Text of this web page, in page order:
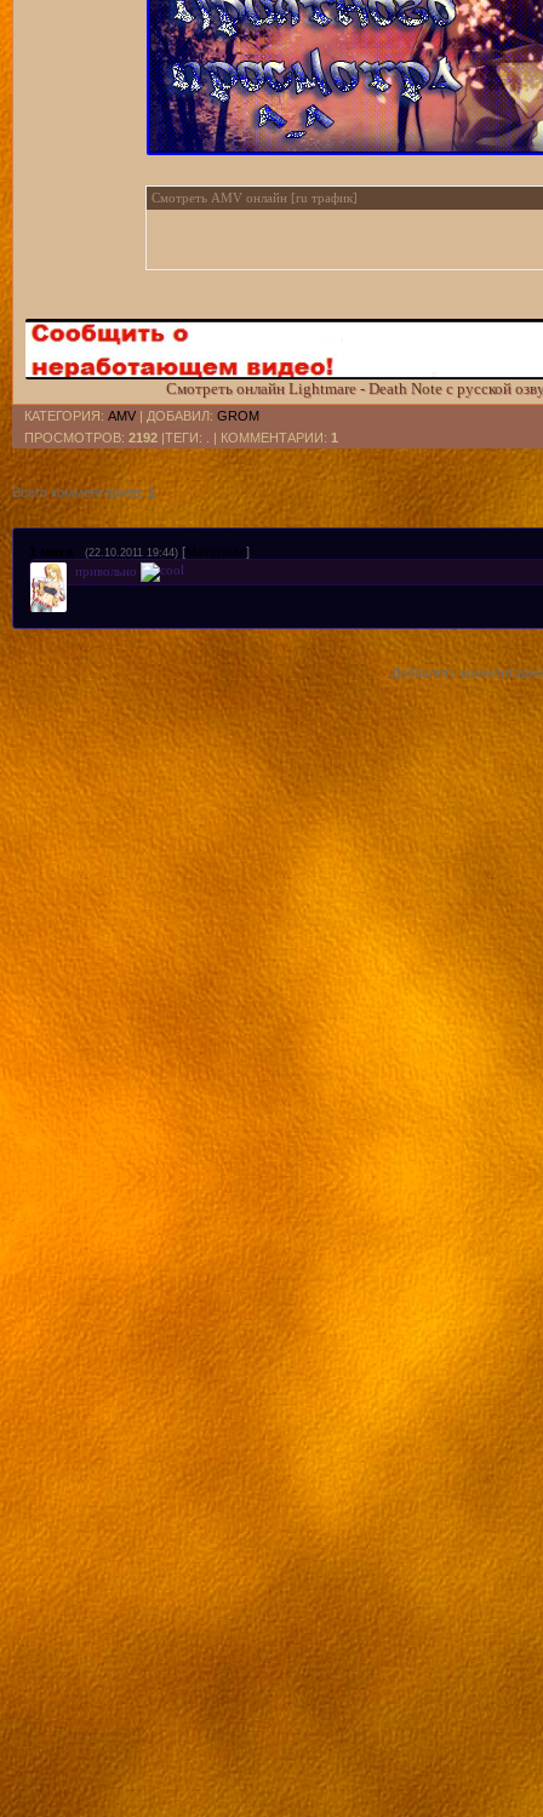
Смотреть AMV онлайн [ru трафик]
Смотреть онлайн Lightmare - Death Note с русской
КАТЕГОРИЯ: AMV | ДОБАВИЛ: GROM
ПРОСМОТРОВ: 2192 |ТЕГИ: . | КОММЕНТАРИИ: 1
Всего комментариев:1
1 мики (22.10.2011 19:44) [Материал ]
привольно
Добавлять